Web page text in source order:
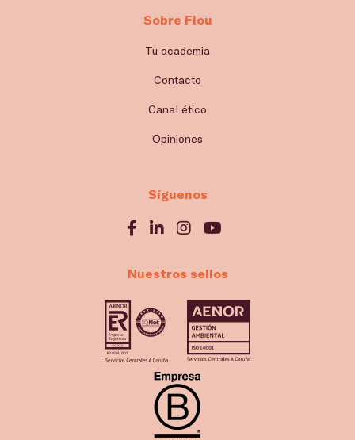
Sobre Flou
Tu academia
Contacto
Canal ético
Opiniones
Síguenos
Nuestros sellos